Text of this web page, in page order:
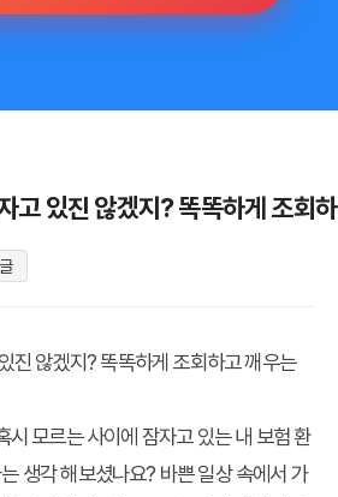
고 있진 않겠지? 똑똑하게 조회
진 않겠지? 똑똑하게 조회하고 깨우는
시 모르는 사이에 잠자고 있는내 보험 환
생각 해보셨나요? 바쁜 일상 속에서 가